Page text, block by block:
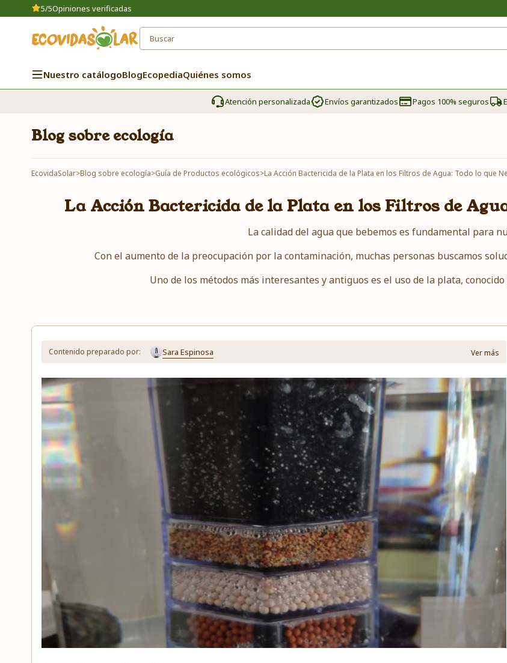
5/5Opiniones verificadas
Nuestro catálogoBlogEcopediaQuiénes somos
Atención personalizada Envíos garantizados Pagos 100% seguros
Blog sobre ecología
EcovidaSolar>Blog sobre ecología>Guía de Productos ecológicos>La Acción Bactericida de la Plata en los Filtros de Agua: Todo lo que
La Acción Bactericida de la Plata en los Filtros de
La calidad del agua que bebemos es fundamental para
Con el aumento de la preocupación por la contaminación, muchas personas buscamos
Uno de los métodos más interesantes y antiguos es el uso de la plata,
Contenido preparado por: Sara Espinosa Ver más